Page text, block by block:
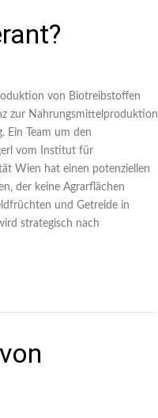
von Biotreibstoffen
zur Nahrungsmittelproduktion
Ein Team um den
vom Institut für
Wien hat einen potenziellen
der keine Agrarflächen
und Getreide in
strategisch nach